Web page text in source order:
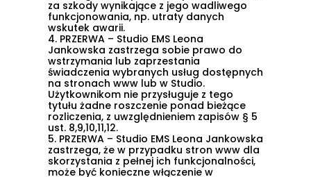
za szkody wynikające z jego wadliwego
funkcjonowania, np. utraty danych
wskutek awarii.
4. PRZERWA – Studio EMS Leona
Jankowska zastrzega sobie prawo do
wstrzymania lub zaprzestania
świadczenia wybranych usług dostępnych
na stronach www lub w Studio.
Użytkownikom nie przysługuje z tego
tytułu żadne roszczenie ponad bieżące
rozliczenia, z uwzględnieniem zapisów § 5
ust. 8,9,10,11,12.
5. PRZERWA – Studio EMS Leona Jankowska
zastrzega, że w przypadku stron www dla
skorzystania z pełnej ich funkcjonalności,
może być konieczne włączenie w